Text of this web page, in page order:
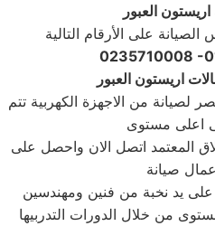
العبور
على الأرقام التالية
0235710008 -
اريستون العبور
لصيانة من الاجهزة الكهربية تتم
اعلى مستوى
المعتمد اتصل الان واحصل على
صيانة
يد نخبة من فنين ومهندسين
من خلال الدورات التدربيها